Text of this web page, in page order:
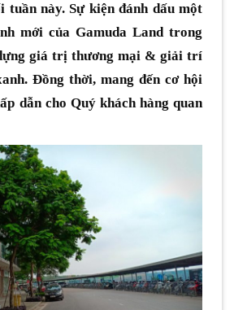
tuần này. Sự kiện đánh dấu một
mới của Gamuda Land trong
giá trị thương mại & giải trí
Đồng thời, mang đến cơ hội
dẫn cho Quý khách hàng quan